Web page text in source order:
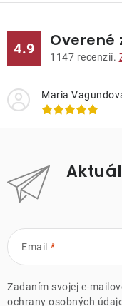
4.9 Overené
1147 recenzií.
Maria
Email
Zadaním svojej e-
ochrany osobných